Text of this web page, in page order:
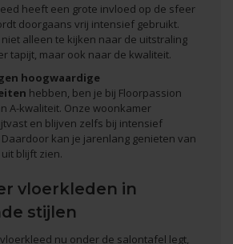
heeft een grote invloed op de sfeer
doorgaans vrij intensief gebruikt.
niet alleen te kijken naar de uitstraling
tapijt, maar ook naar de kwaliteit.
hoogwaardige
hebben, ben je bij Floorpassion
A-kwaliteit. Onze woonkamer
en blijven zelfs bij intensief
kan je jarenlang genieten van
blijft zien.
vloerkleden in
stijlen
nu onder de salontafel legt,